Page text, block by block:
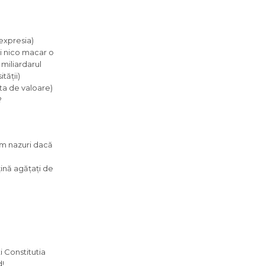
nico macar o
de valoare)
nazuri dacă
agățați de
Constitutia